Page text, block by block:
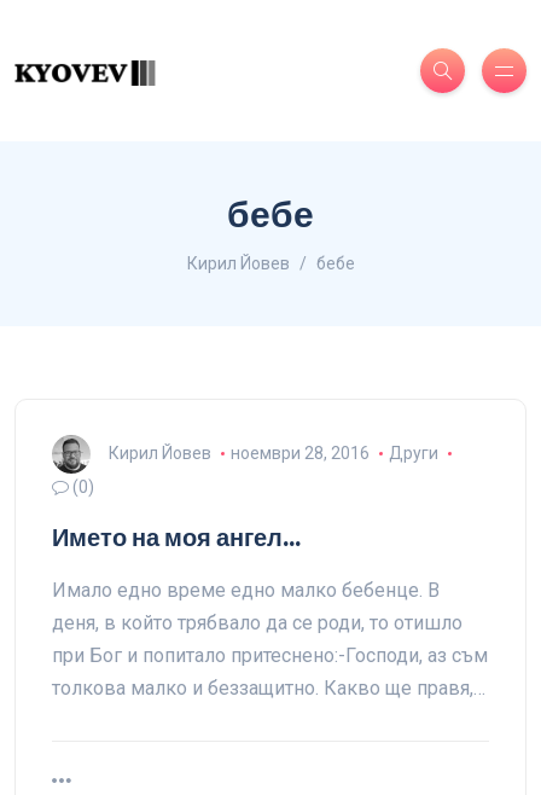
бебе
Кирил Йовев бебе
Кирил Йовев ноември 28, 2016
Други
(0)
Името на моя ангел…
Имало едно време едно малко бебенце. В
деня, в който трябвало да се роди, то отишло
при Бог и попитало притеснено:-Господи, аз съм
толкова малко и беззащитно. Какво ще правя,…